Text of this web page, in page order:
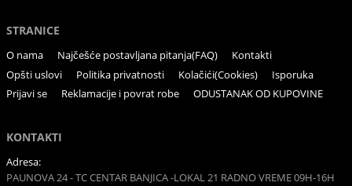
STRANICE
O nama Najčešće postavljana pitanja(FAQ)
Kontakti
Opšti uslovi
Politika privatnosti Kolačići(Cookies)
Isporuka
Prijavi se
Reklamacije i povrat robe ODUSTANAK OD KUPOVINE
KONTAKTI
Adresa:
PAUNOVA 24 - TC CENTAR BANJICA -LOKAL 21 RADNO VREME 09H-16H